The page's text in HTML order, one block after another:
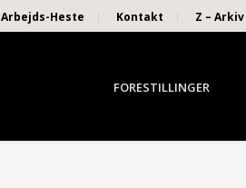
Arbejds-Heste Kontakt Z – Arkiv
FORESTILLINGER